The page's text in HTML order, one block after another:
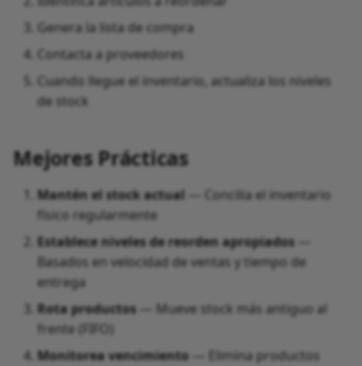
Genera la lista de compra
Contacta a proveedores
Cuando llegue el inventario, actualiza los niveles
de stock
Mejores Prácticas
Mantén el stock actual — Concilia el inventario
físico regularmente
Establece niveles de reorden apropiados
Basados en velocidad de ventas y tiempo de
entrega
Rota productos — Mueve stock más antiguo al
frente (FIFO)
Monitorea vencimiento — Elimina productos